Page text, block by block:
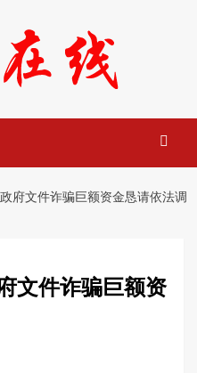
府文件诈骗巨额资金恳请依法调
文件诈骗巨额资